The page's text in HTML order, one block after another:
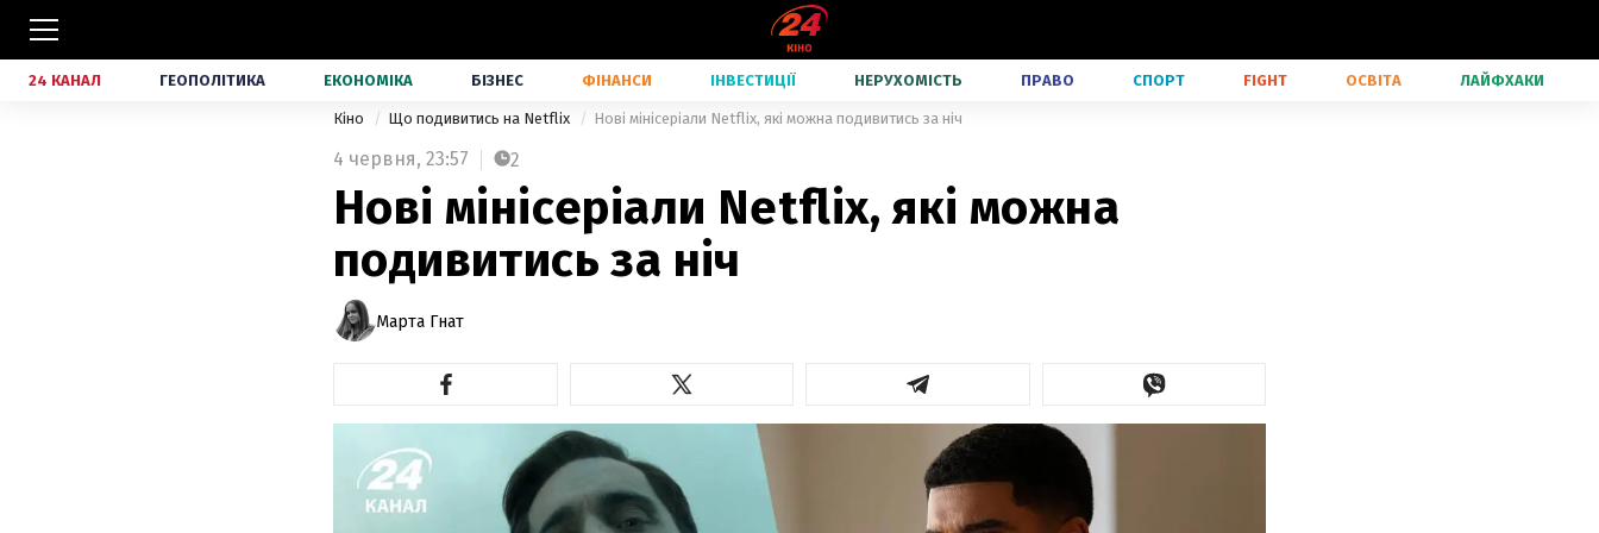
24 КАНАЛ ГЕОПОЛІТИКА ЕКОНОМІКА БІЗНЕС ФІНАНСИ ІНВЕСТИЦІЇ НЕРУХОМІСТЬ ПРАВО СПОРТ FIGHT ОСВІТА ЛАЙФХАКИ
Кіно Що подивитись на Netflix Нові мінісеріали Netflix, які можна подивитись за ніч
4 червня, 23:57 2
Нові мінісеріали Netflix, які можна
подивитись за ніч
Марта Гнат